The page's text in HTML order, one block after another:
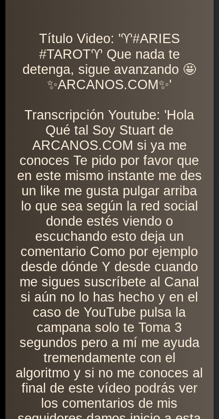
Título Video: '♈️#ARIES
#TAROT♈️ Que nada te
detenga, sigue avanzando 🤩
✨ARCANOS.COM✨'
Transcripción Youtube: 'Hola
Qué tal Soy Stuart de
ARCANOS.COM si ya me
conoces Te pido por favor que
en este mismo instante me des
un like me gusta pulgar arriba
lo que sea según la red social
donde estés viendo o
escuchando esto deja un
comentario Como por ejemplo
desde dónde Y desde cuando
me sigues suscríbete al Canal
si aún no lo has hecho y en el
caso de YouTube pulsa la
campana solo te Toma 3
segundos pero a mí me ayuda
tremendamente con el
algoritmo y si no me conoces al
final de este vídeo podrás ver
los comentarios de mis